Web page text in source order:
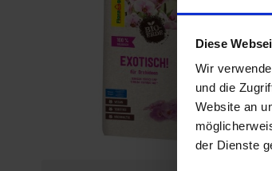
Diese
Wir
und die
Website an
der Dienste